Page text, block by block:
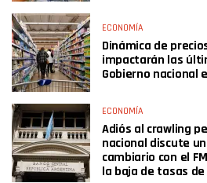
ECONOMÍA
Dinámica de
impactarán las
Gobierno nacional
ECONOMÍA
Adiós al crawling
nacional discute
cambiario con el
la baja de tasas